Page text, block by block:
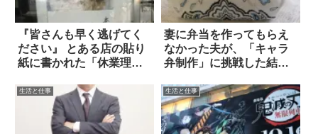
『皆さんも早く逃げてく
ださい』 とある店の貼り
紙に書かれた「休業理
妻に弁当を作ってもらえ
なかった夫が、「キャラ
弁制作」に挑戦した結果
生活と仕事 生活と仕事